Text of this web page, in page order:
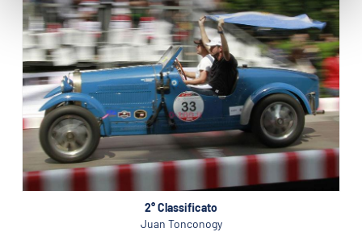
2° Classificato
Juan Tonconogy